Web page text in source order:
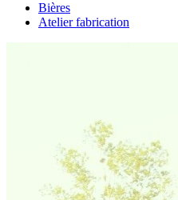
Bières
Atelier fabrication